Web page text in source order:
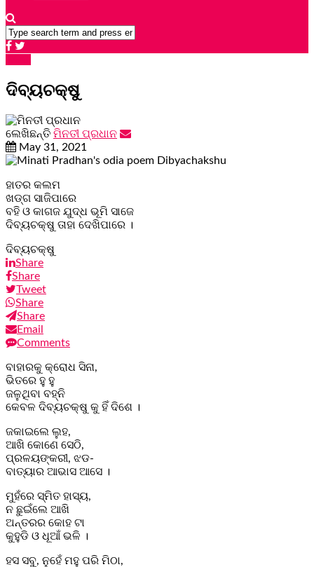
ଦିବ୍ୟଚକ୍ଷୁ
ଲେଖିଛନ୍ତି ମିନତୀ ପ୍ରଧାନ
May 31, 2021
ହାତର କଲମ
ଖଡ୍ଗ ସାଜିପାରେ
ବହି ଓ କାଗଜ ଯୁଦ୍ଧ ଭୂମି ସାଜେ
ଦିବ୍ୟଚକ୍ଷୁ ତାହା ଦେଖିପାରେ ।
ଦିବ୍ୟଚକ୍ଷୁ
Share
Share
Tweet
Share
Share
Email
Comments
ବାହାରକୁ କ୍ରୋଧ ସିନା,
ଭିତରେ ହୁ ହୁ
ଜଳୁଥିବା ବହ୍ନି
କେବଳ ଦିବ୍ୟଚକ୍ଷୁ କୁ ହିଁ ଦିଶେ ।
ଜକାଇଲେ ଲୁହ,
ଆଖି କୋଣେ ସେଠି,
ପ୍ରଳୟଙ୍କରୀ, ଝଡ-
ବାତ୍ୟାର ଆଭାସ ଆସେ ।
ମୁହଁରେ ସ୍ମିତ ହାସ୍ୟ,
ନ ଛୁଇଁଲେ ଆଖି
ଅନ୍ତରର କୋହ ଟା
କୁହୁଡି ଓ ଧୂଆଁ ଭଳି ।
ହସ ସବୁ, ନୁହେଁ ମହୁ ପରି ମିଠା,